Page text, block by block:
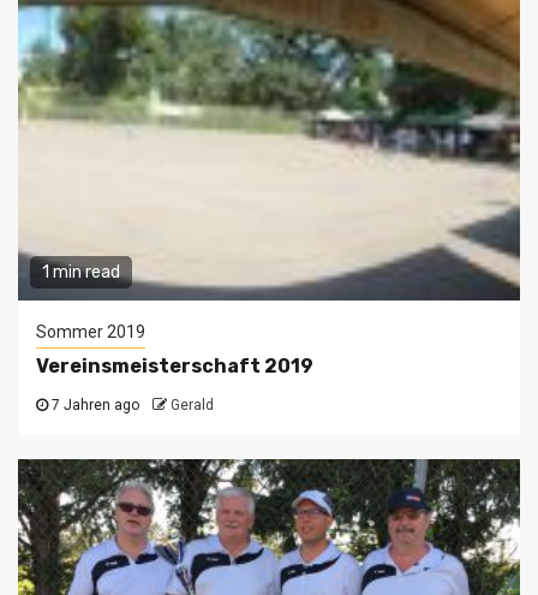
1 min read
Sommer 2019
Vereinsmeisterschaft 2019
7 Jahren ago Gerald